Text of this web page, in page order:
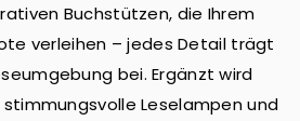
Buchstützen, die Ihrem
verleihen – jedes Detail trägt
bei. Ergänzt wird
stimmungsvolle Leselampen und